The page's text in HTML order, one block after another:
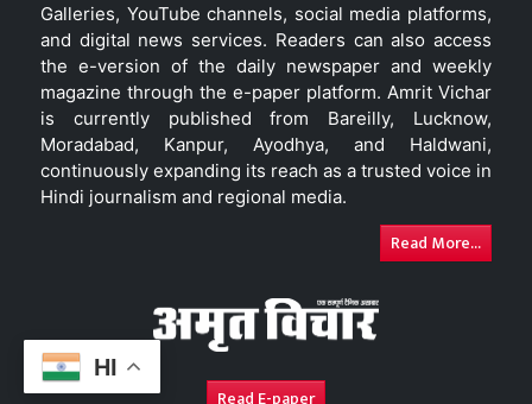
HI
Galleries, YouTube channels, social media platforms,
and digital news services. Readers can also access
the e-version of the daily newspaper and weekly
magazine through the e-paper platform. Amrit Vichar
is currently published from Bareilly, Lucknow,
Moradabad, Kanpur, Ayodhya, and Haldwani,
continuously expanding its reach as a trusted voice in
Hindi journalism and regional media.
Read More...
Read E-paper